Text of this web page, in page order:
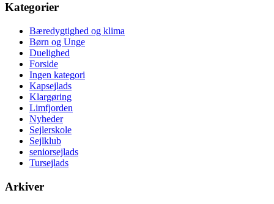
Kategorier
Bæredygtighed og klima
Børn og Unge
Duelighed
Forside
Ingen kategori
Kapsejlads
Klargøring
Limfjorden
Nyheder
Sejlerskole
Sejlklub
seniorsejlads
Tursejlads
Arkiver